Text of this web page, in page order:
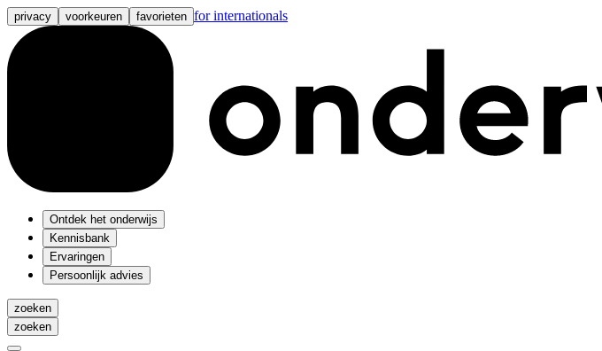
privacy voorkeuren favorieten for internationals
Ontdek het onderwijs
Kennisbank
Ervaringen
Persoonlijk advies
zoeken
zoeken